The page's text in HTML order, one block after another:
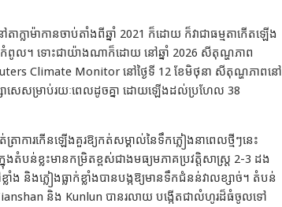
ក្លាម៉ាកានចាប់តាំងពីឆ្នាំ 2021 ក៏ដោយ ក៏វាជាធម្មតាកើតឡើង
ល។ ទោះជាយ៉ាងណាក៏ដោយ នៅឆ្នាំ 2026 សីតុណ្ហភាព
Climate Monitor នៅថ្ងៃទី 12 ខែមិថុនា សីតុណ្ហភាពនៅ
សេសម្រាប់រយៈពេលដូចគ្នា ដោយឡើងដល់ប្រហែល 38
ការកើនឡើងគួរឱ្យកត់សម្គាល់នៃទឹកភ្លៀងនាពេលថ្មីៗនេះ
តំបន់ខ្លះមានកម្រិតខ្ពស់ជាងមធ្យមភាគប្រវត្តិសាស្ត្រ 2-3 ដង
លាំង និងភ្លៀងធ្លាក់ខ្លាំងបានបង្កឱ្យមានទឹកជំនន់វាលខ្សាច់។ តំបន់
និង Kunlun បានរលាយ បង្កើតជាលំហូរដ៏ធំចូលទៅ